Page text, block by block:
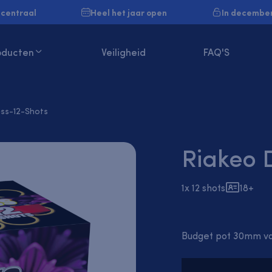
Heel het jaar open In
Veiligheid FAQ'S
12-Shots
Riakeo
1x 12 shots 18+
Budget pot 30mm